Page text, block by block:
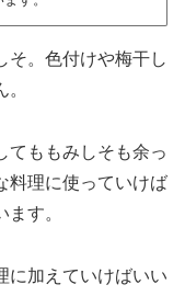
そ。色付けや梅干し
てももみしそも余っ
料理に使っていけば
す。
に加えていけばいい